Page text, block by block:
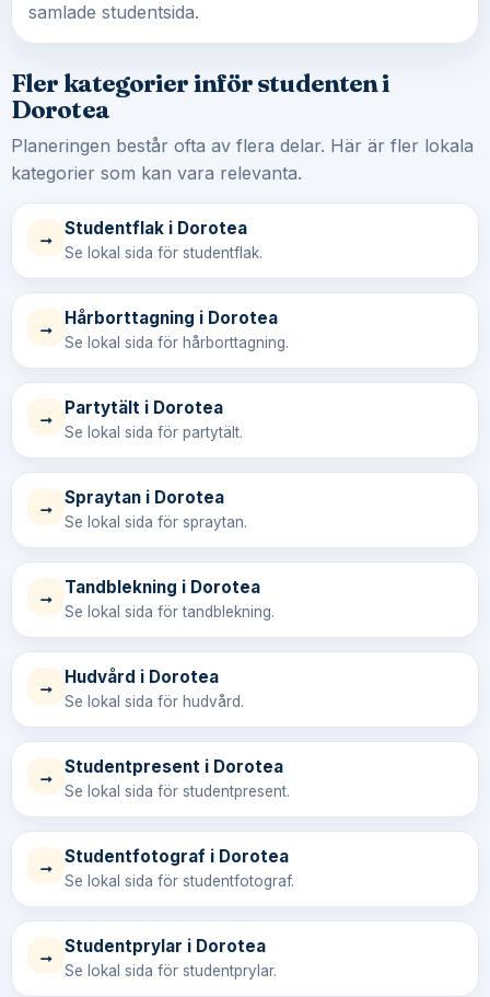
samlade studentsida.
Fler kategorier inför studenten i
Dorotea
Planeringen består ofta av flera delar. Här är fler lokala
kategorier som kan vara relevanta.
→ Studentflak i Dorotea
Se lokal sida för studentflak.
→ Hårborttagning i Dorotea
Se lokal sida för hårborttagning.
→ Partytält i Dorotea
Se lokal sida för partytält.
→ Spraytan i Dorotea
Se lokal sida för spraytan.
→ Tandblekning i Dorotea
Se lokal sida för tandblekning.
→ Hudvård i Dorotea
Se lokal sida för hudvård.
→ Studentpresent i Dorotea
Se lokal sida för studentpresent.
→ Studentfotograf i Dorotea
Se lokal sida för studentfotograf.
→ Studentprylar i Dorotea
Se lokal sida för studentprylar.